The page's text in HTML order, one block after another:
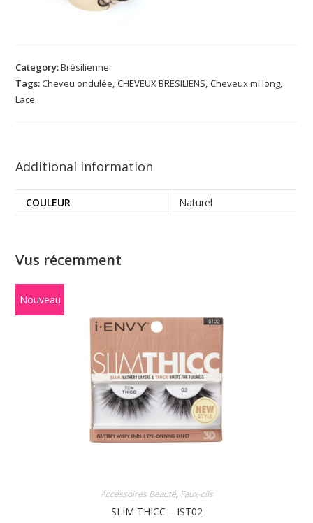
Category:Brésilienne
Tags:Cheveu ondulée,CHEVEUX BRESILIENS,Cheveux mi long,
Lace
Additional information
COULEUR Naturel
Vus récemment
Nouveau
Accessoires Beauté, Faux-cils
SLIM THICC – IST02